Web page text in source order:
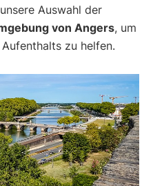
Auswahl der
von Angers, um
zu helfen.